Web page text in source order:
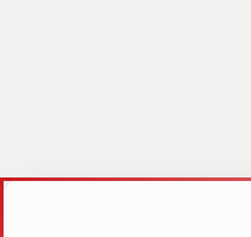
m elexbet